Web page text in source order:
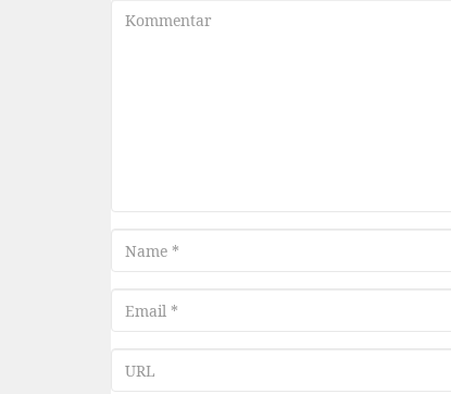
Kommentar
Name
Email